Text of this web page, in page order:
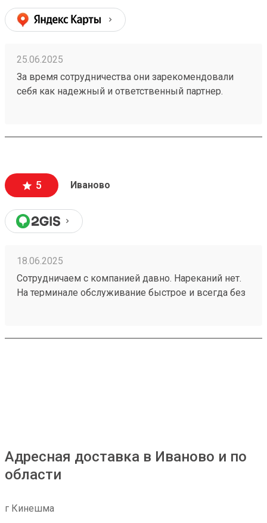
25.06.2025
За время сотрудничества они зарекомендовали
себя как надежный и ответственный партнер.
важно. 250299045 Получили без каких либо
5 Иваново
18.06.2025
Сотрудничаем с компанией давно. Нареканий нет.
На терминале обслуживание быстрое и всегда без
Адресная доставка в Иваново и по
области
г Кинешма